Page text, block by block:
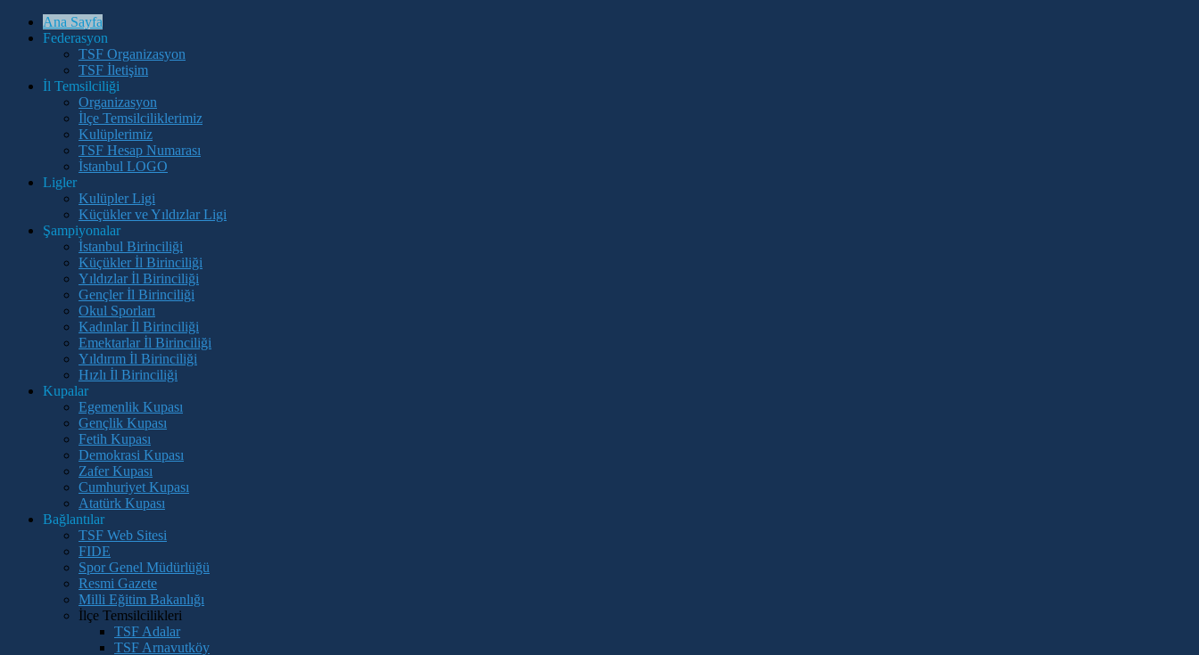
Ana Sayfa
Federasyon
TSF Organizasyon
TSF İletişim
İl Temsilciliği
Organizasyon
İlçe Temsilciliklerimiz
Kulüplerimiz
TSF Hesap Numarası
İstanbul LOGO
Ligler
Kulüpler Ligi
Küçükler ve Yıldızlar Ligi
Şampiyonalar
İstanbul Birinciliği
Küçükler İl Birinciliği
Yıldızlar İl Birinciliği
Gençler İl Birinciliği
Okul Sporları
Kadınlar İl Birinciliği
Emektarlar İl Birinciliği
Yıldırım İl Birinciliği
Hızlı İl Birinciliği
Kupalar
Egemenlik Kupası
Gençlik Kupası
Fetih Kupası
Demokrasi Kupası
Zafer Kupası
Cumhuriyet Kupası
Atatürk Kupası
Bağlantılar
TSF Web Sitesi
FIDE
Spor Genel Müdürlüğü
Resmi Gazete
Milli Eğitim Bakanlığı
İlçe Temsilcilikleri
TSF Adalar
TSF Arnavutköy